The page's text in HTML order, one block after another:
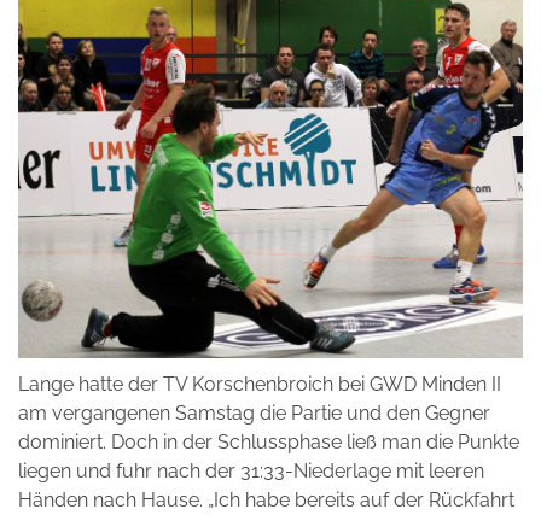
Lange hatte der TV Korschenbroich bei GWD Minden II
am vergangenen Samstag die Partie und den Gegner
dominiert. Doch in der Schlussphase ließ man die Punkte
liegen und fuhr nach der 31:33-Niederlage mit leeren
Händen nach Hause. „Ich habe bereits auf der Rückfahrt